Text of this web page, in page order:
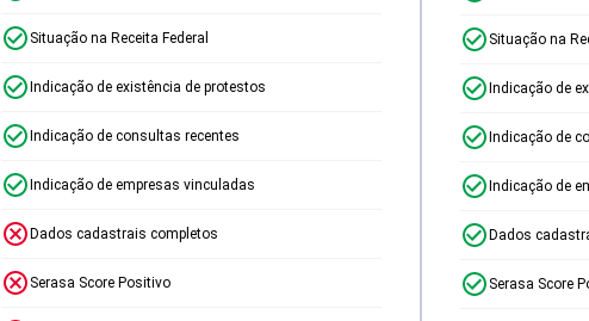
Situação na Receita Federal
Indicação de existência de protestos
Indicação de consultas recentes
Indicação de empresas vinculadas
Dados cadastrais completos
Serasa Score Positivo
Situação na
Indicação de
Indicação de
Indicação de
Dados
Serasa Score